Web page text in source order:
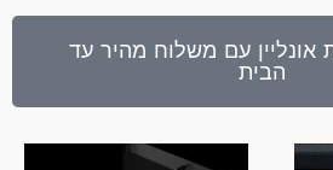
אונליין עם משלוח מהיר עד
הבית